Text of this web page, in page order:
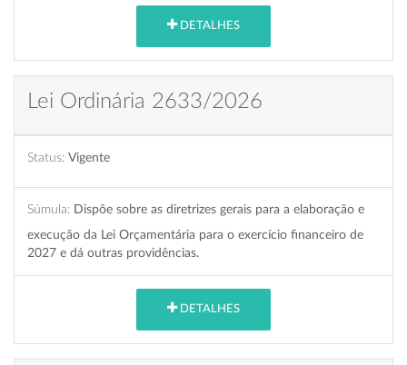
DETALHES
Lei Ordinária 2633/2026
Status: Vigente
Súmula: Dispõe sobre as diretrizes gerais para a elaboração e
execução da Lei Orçamentária para o exercício financeiro de
2027 e dá outras providências.
DETALHES